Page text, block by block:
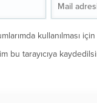
kullanılması
bu tarayıcıya